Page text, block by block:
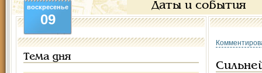
Даты и события
воскресенье
09
Тема дня